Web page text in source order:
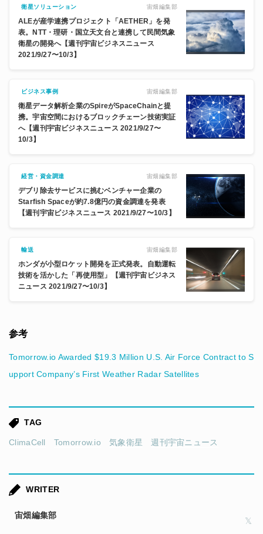
衛星ソリューション 宙畑編集部
ALEが産学連携プロジェクト「AETHER」を発
表。NTT・理研・国立天文台と連携して民間気象
衛星の開発へ【週刊宇宙ビジネスニュース
2021/9/27〜10/3】
ビジネス事例 宙畑編集部
衛星データ解析企業のSpireがSpaceChainと提
携。宇宙空間におけるブロックチェーン技術実証
へ【週刊宇宙ビジネスニュース 2021/9/27〜
10/3】
経営・資金調達 宙畑編集部
デブリ除去サービスに挑むベンチャー企業の
Starfish Spaceが約7.8億円の資金調達を発表
【週刊宇宙ビジネスニュース 2021/9/27〜10/3】
輸送 宙畑編集部
ホンダが小型ロケット開発を正式発表。自動運転
技術を活かした「再使用型」【週刊宇宙ビジネス
ニュース 2021/9/27〜10/3】
参考
Tomorrow.io Awarded $19.3 Million U.S. Air Force Contract to S
upport Company’s First Weather Radar Satellites
TAG
ClimaCell Tomorrow.io 気象衛星 週刊宇宙ニュース
WRITER
宙畑編集部